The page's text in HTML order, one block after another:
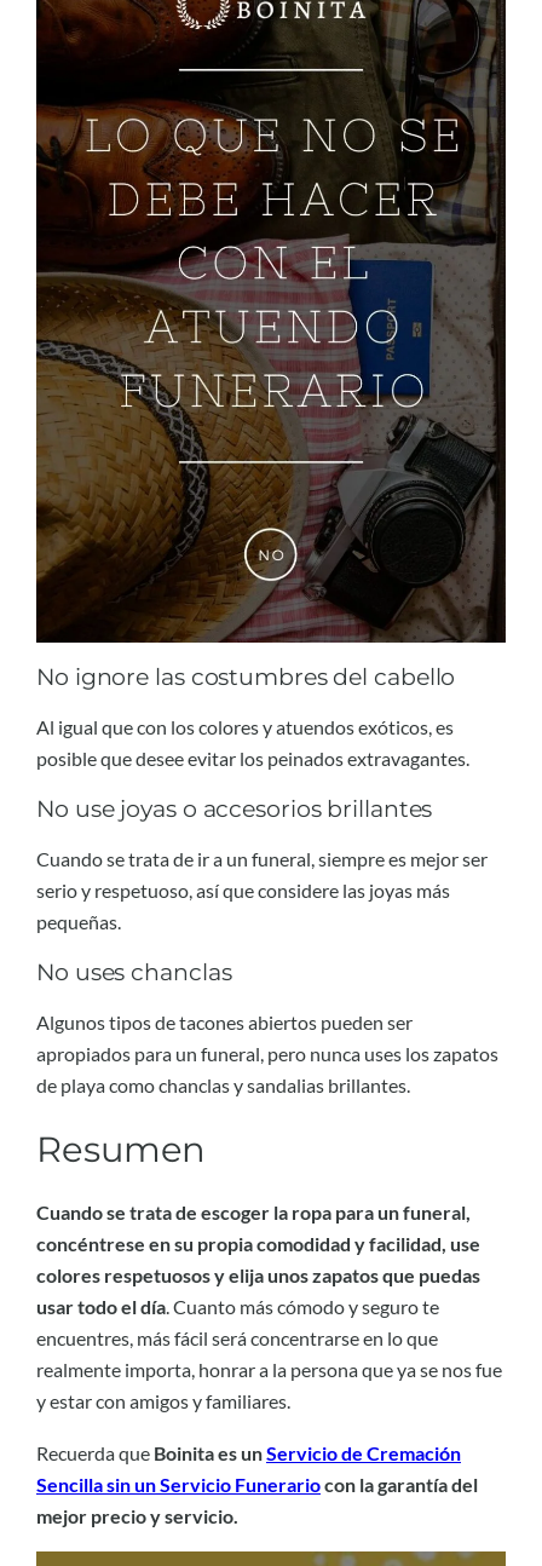
No ignore las costumbres del cabello
Al igual que con los colores y atuendos exóticos, es
posible que desee evitar los peinados extravagantes.
No use joyas o accesorios brillantes
Cuando se trata de ir a un funeral, siempre es mejor ser
serio y respetuoso, así que considere las joyas más
pequeñas.
No uses chanclas
Algunos tipos de tacones abiertos pueden ser
apropiados para un funeral, pero nunca uses los zapatos
de playa como chanclas y sandalias brillantes.
Resumen
Cuando se trata de escoger la ropa para un funeral,
concéntrese en su propia comodidad y facilidad, use
colores respetuosos y elija unos zapatos que puedas
usar todo el día. Cuanto más cómodo y seguro te
encuentres, más fácil será concentrarse en lo que
realmente importa, honrar a la persona que ya se nos fue
y estar con amigos y familiares.
Recuerda que Boinita es unServicio de Cremación
Sencilla sin un Servicio Funerariocon la garantía del
mejor precio y servicio.